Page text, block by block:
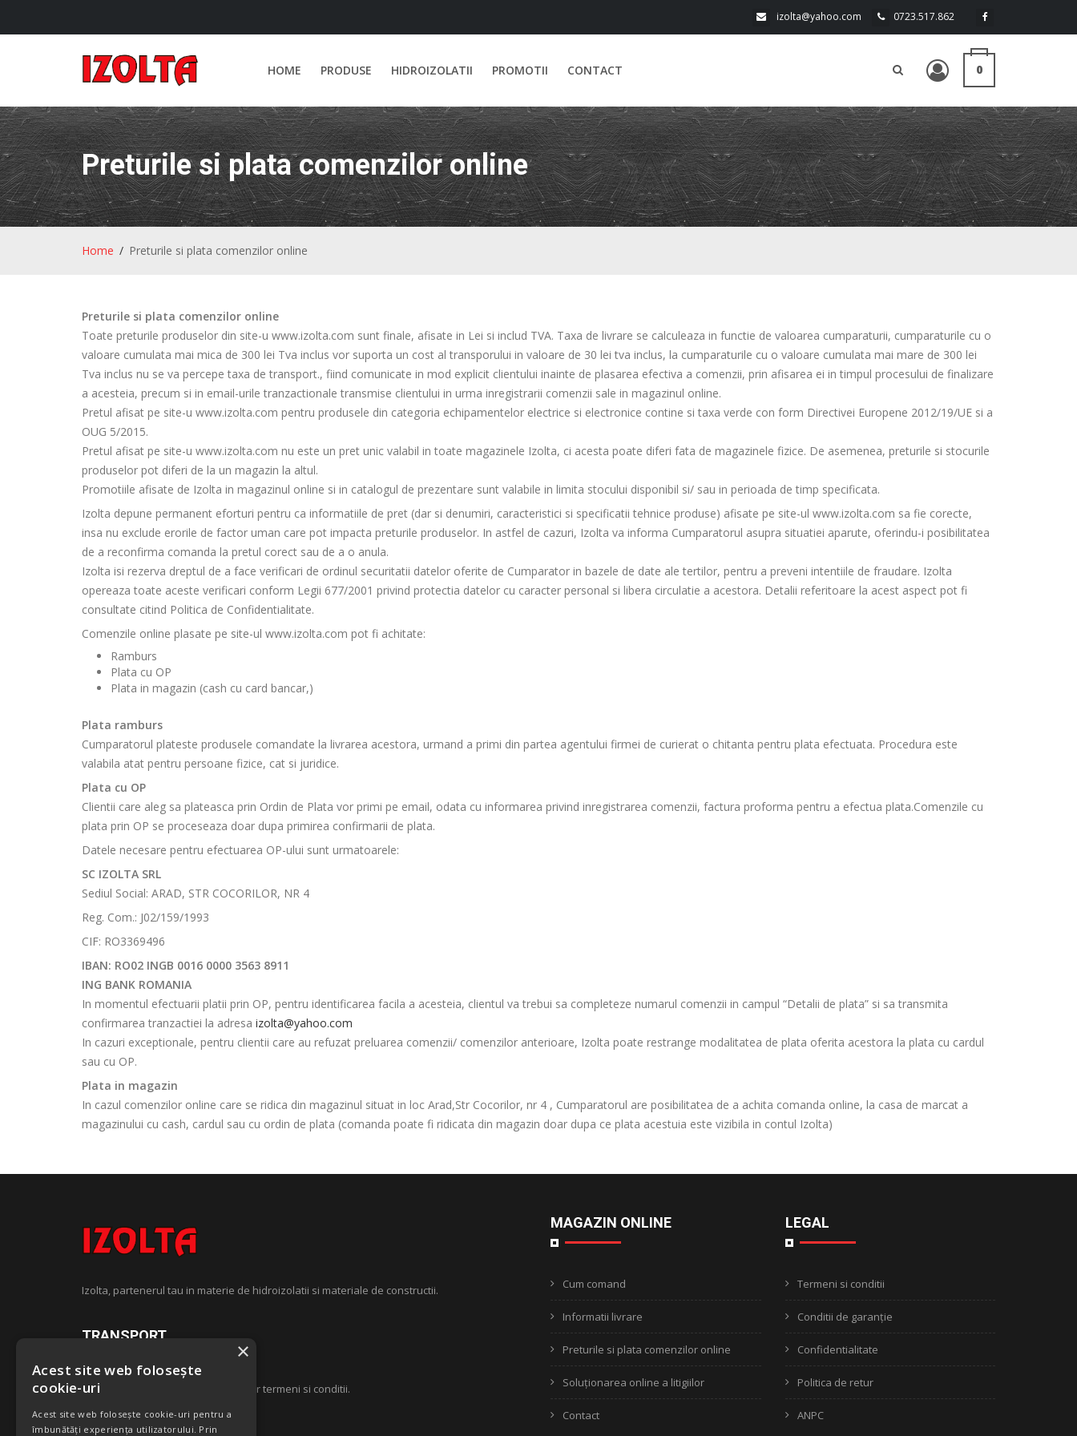
izolta@yahoo.com 0723.517.862
0
HOME PRODUSE HIDROIZOLATII PROMOTII CONTACT
Preturile si plata comenzilor online
Home Preturile si plata comenzilor online
Preturile si plata comenzilor online
Toate preturile produselor din site-u www.izolta.com sunt finale, afisate in Lei si includ TVA. Taxa de livrare se calculeaza in functie de valoarea cumparaturii, cumparaturile cu o
valoare cumulata mai mica de 300 lei Tva inclus vor suporta un cost al transporului in valoare de 30 lei tva inclus, la cumparaturile cu o valoare cumulata mai mare de 300 lei
Tva inclus nu se va percepe taxa de transport., fiind comunicate in mod explicit clientului inainte de plasarea efectiva a comenzii, prin afisarea ei in timpul procesului de finalizare
a acesteia, precum si in email-urile tranzactionale transmise clientului in urma inregistrarii comenzii sale in magazinul online.
Pretul afisat pe site-u www.izolta.com pentru produsele din categoria echipamentelor electrice si electronice contine si taxa verde con form Directivei Europene 2012/19/UE si a
OUG 5/2015.
Pretul afisat pe site-u www.izolta.com nu este un pret unic valabil in toate magazinele Izolta, ci acesta poate diferi fata de magazinele fizice. De asemenea, preturile si stocurile
produselor pot diferi de la un magazin la altul.
Promotiile afisate de Izolta in magazinul online si in catalogul de prezentare sunt valabile in limita stocului disponibil si/ sau in perioada de timp specificata.
Izolta depune permanent eforturi pentru ca informatiile de pret (dar si denumiri, caracteristici si specificatii tehnice produse) afisate pe site-ul www.izolta.com sa fie corecte,
insa nu exclude erorile de factor uman care pot impacta preturile produselor. In astfel de cazuri, Izolta va informa Cumparatorul asupra situatiei aparute, oferindu-i posibilitatea
de a reconfirma comanda la pretul corect sau de a o anula.
Izolta isi rezerva dreptul de a face verificari de ordinul securitatii datelor oferite de Cumparator in bazele de date ale tertilor, pentru a preveni intentiile de fraudare. Izolta
opereaza toate aceste verificari conform Legii 677/2001 privind protectia datelor cu caracter personal si libera circulatie a acestora. Detalii referitoare la acest aspect pot fi
consultate citind Politica de Confidentialitate.
Comenzile online plasate pe site-ul www.izolta.com pot fi achitate:
Ramburs
Plata cu OP
Plata in magazin (cash cu card bancar,)
Plata ramburs
Cumparatorul plateste produsele comandate la livrarea acestora, urmand a primi din partea agentului firmei de curierat o chitanta pentru plata efectuata. Procedura este
valabila atat pentru persoane fizice, cat si juridice.
Plata cu OP
Clientii care aleg sa plateasca prin Ordin de Plata vor primi pe email, odata cu informarea privind inregistrarea comenzii, factura proforma pentru a efectua plata.Comenzile cu
plata prin OP se proceseaza doar dupa primirea confirmarii de plata.
Datele necesare pentru efectuarea OP-ului sunt urmatoarele:
SC IZOLTA SRL
Sediul Social: ARAD, STR COCORILOR, NR 4
Reg. Com.: J02/159/1993
CIF: RO3369496
IBAN: RO02 INGB 0016 0000 3563 8911
ING BANK ROMANIA
In momentul efectuarii platii prin OP, pentru identificarea facila a acesteia, clientul va trebui sa completeze numarul comenzii in campul “Detalii de plata” si sa transmita
confirmarea tranzactiei la adresa izolta@yahoo.com
In cazuri exceptionale, pentru clientii care au refuzat preluarea comenzii/ comenzilor anterioare, Izolta poate restrange modalitatea de plata oferita acestora la plata cu cardul
sau cu OP.
Plata in magazin
In cazul comenzilor online care se ridica din magazinul situat in loc Arad,Str Cocorilor, nr 4 , Cumparatorul are posibilitatea de a achita comanda online, la casa de marcat a
magazinului cu cash, cardul sau cu ordin de plata (comanda poate fi ridicata din magazin doar dupa ce plata acestuia este vizibila in contul Izolta)
Izolta, partenerul tau in materie de hidroizolatii si materiale de constructii.
TRANSPORT
Costul transportului este supus unor termeni si conditii.
MAGAZIN ONLINE
Cum comand
Informatii livrare
Preturile si plata comenzilor online
Soluționarea online a litigiilor
Contact
LEGAL
Termeni si conditii
Conditii de garanție
Confidentialitate
Politica de retur
ANPC
×
Acest site web folosește
cookie-uri
Acest site web folosește cookie-uri pentru a
îmbunătăți experiența utilizatorului. Prin